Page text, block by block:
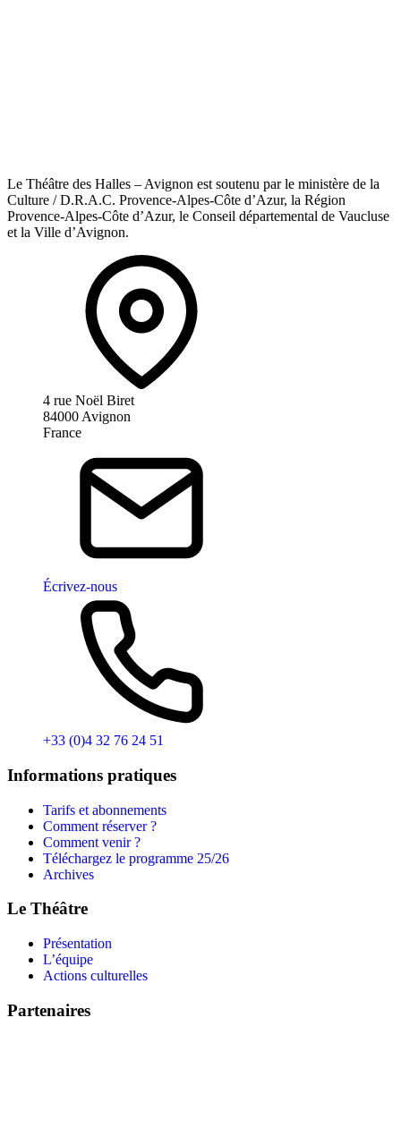
Le Théâtre des Halles – Avignon est soutenu par le ministère de la
Culture / D.R.A.C. Provence-Alpes-Côte d’Azur, la Région
Provence-Alpes-Côte d’Azur, le Conseil départemental de Vaucluse
et la Ville d’Avignon.
4 rue Noël Biret
84000 Avignon
France
Écrivez-nous
+33 (0)4 32 76 24 51
Informations pratiques
Tarifs et abonnements
Comment réserver ?
Comment venir ?
Téléchargez le programme 25/26
Archives
Le Théâtre
Présentation
L’équipe
Actions culturelles
Partenaires